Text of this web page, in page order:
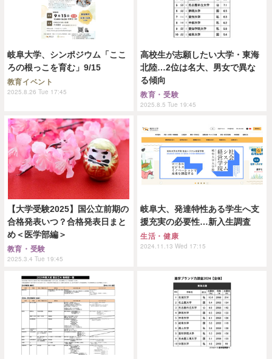
岐阜大学、シンポジウム「ここ
ろの根っこを育む」9/15
教育イベント
2025.8.26 Tue 17:45
高校生が志願したい大学・東海
北陸…2位は名大、男女で異な
る傾向
教育・受験
2025.8.5 Tue 19:45
【大学受験2025】国公立前期の
合格発表いつ？合格発表日まと
め＜医学部編＞
教育・受験
2025.3.4 Tue 19:45
岐阜大、発達特性ある学生へ支
援充実の必要性…新入生調査
生活・健康
2024.11.13 Wed 17:15